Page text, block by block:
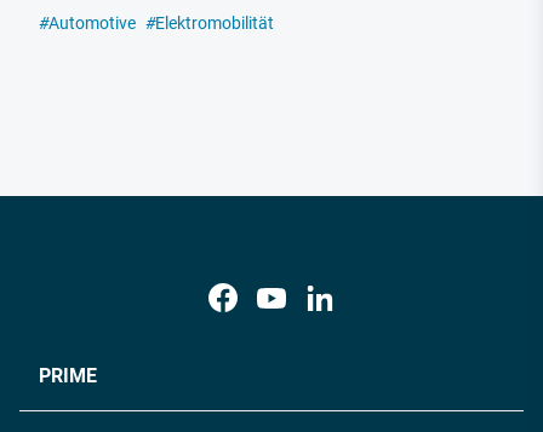
#Automotive #Elektromobilität
PRIME